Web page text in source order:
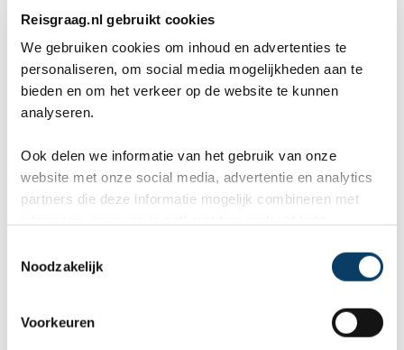
Reisgraag.nl gebruikt cookies
We gebruiken cookies om inhoud en advertenties te
personaliseren, om social media mogelijkheden aan te
bieden en om het verkeer op de website te kunnen
analyseren.
Ook delen we informatie van het gebruik van onze
website met onze social media, advertentie en analytics
partners die deze informatie mogelijk combineren met
Noodzakelijk
Voorkeuren
Pink Sands Beach, Harbour Island
Dit strand is erg verfijnd en paradijselijk mooi.
Afhankelijk van het licht heeft het zand een roze
of roodachtige kleur, wat een schitterend gezicht
oplevert. Daarnaast zorgt ook een kalme
branding voor de sterke aantrekkingskracht van